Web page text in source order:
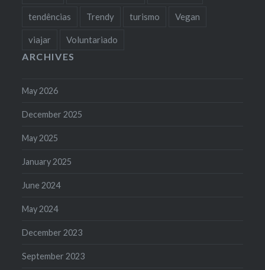
tendências Trendy turismo Vegan
viajar Voluntariado
ARCHIVES
May 2026
December 2025
May 2025
January 2025
June 2024
May 2024
December 2023
September 2023